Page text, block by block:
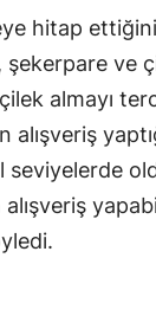
hitap
ve
almayı
alışveriş
seviyelerde